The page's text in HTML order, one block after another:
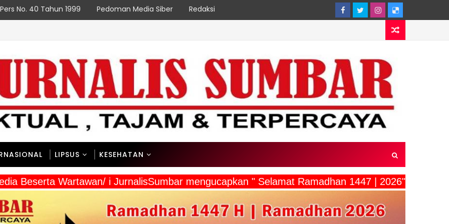
No. 40 Tahun 1999 Pedoman Media Siber Redaksi
LIPSUS KESEHATAN
Beserta Wartawan/ i JurnalisSumbar mengucapkan " Selamat Ramadhan 1447 | 2026"